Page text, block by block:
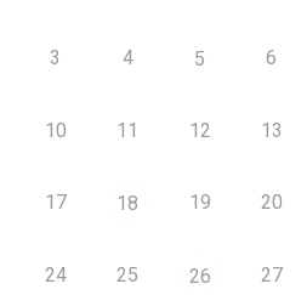
3 4 5 6
10 11 12 13
17 18 19 20
24 25 26 27